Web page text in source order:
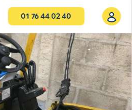
01 76 44 02 40